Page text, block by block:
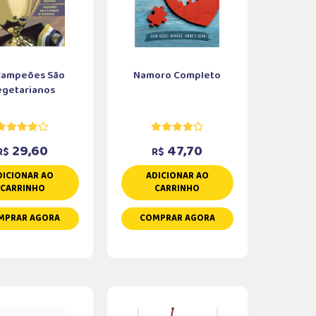
São
29,60
AO
CARRINHO
AGORA
Namoro Completo
R$ 47,70
ADICIONAR AO
CARRINHO
COMPRAR AGORA